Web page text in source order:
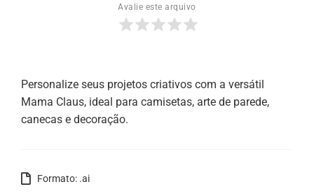
Avalie este arquivo
Personalize seus projetos criativos com a versátil
Mama Claus, ideal para camisetas, arte de parede,
canecas e decoração.
Formato: .ai